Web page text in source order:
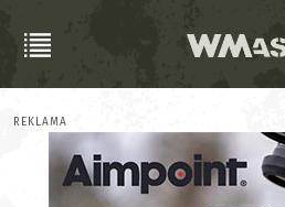
REKLAMA